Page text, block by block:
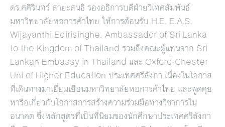
ดร.ศศิรินทร์ สายะสนธิ รองอธิการบดีฝ่ายวิเทศสัมพันธ์
มหาวิทยาลัยหอการค้าไทย ให้การต้อนรับ H.E. E.A.S.
Wijayanthi Edirisinghe, Ambassador of Sri Lanka
to the Kingdom of Thailand รวมถึงคณะผู้แทนจาก Sri
Lankan Embassy in Thailand และ Oxford Chester
Uni of Higher Education ประเทศศรีลังกา เนื่องในโอกาส
ที่เดินทางมาเยี่ยมเยือนมหาวิทยาลัยหอการค้าไทย และพูดคุย
หารือเกี่ยวกับโอกาสการสร้างความร่วมมือทางวิชาการใน
อนาคต ซึ่งหลักสูตรที่เป็นที่นิยมของนักศึกษาประเทศศรีลังกา